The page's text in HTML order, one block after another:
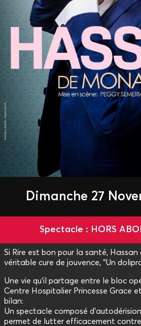
Dimanche 27
Spectacle : HORS
Si Rire est bon pour la santé,
véritable cure de jouvence, “Un
Une vie qu’il partage entre le bloc
Centre Hospitalier Princesse Grace
bilan:
Un spectacle composé
permet de lutter efficacement